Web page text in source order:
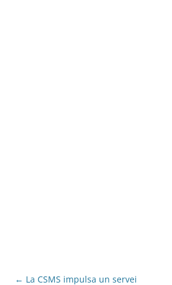
Navegació
← La CSMS impulsa un servei